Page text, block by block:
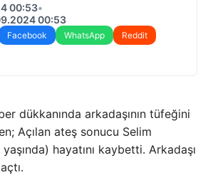
00:53•
00:53
Facebook WhatsApp
Reddit
dükkanında arkadaşının tüfeğini
Açılan ateş sonucu Selim
hayatını kaybetti. Arkadaşı